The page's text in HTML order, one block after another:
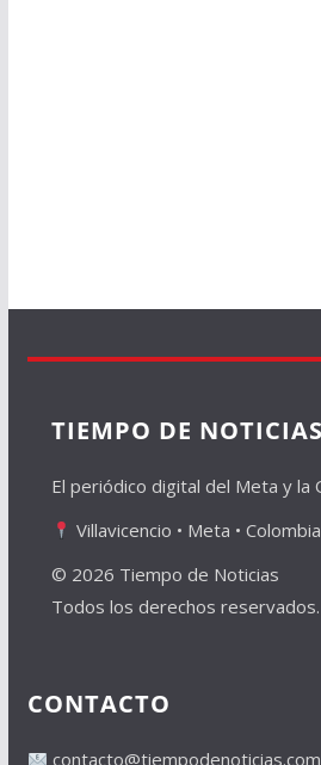
TIEMPO DE NOTICIAS
El periódico digital del Meta y la
Villavicencio • Meta • Colombia
© 2026 Tiempo de Noticias
Todos los derechos reservados.
CONTACTO